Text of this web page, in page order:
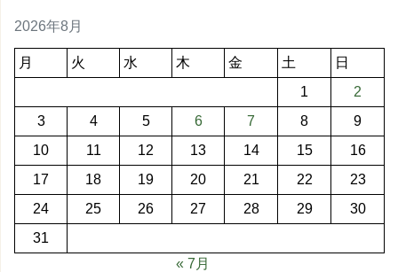
2026年8月
月 火 水 木 金 土
日
1
2
3
4 5 6 7 8
9
10
11 12 13 14 15
16
17
18 19 20 21 22
23
24
25 26 27 28 29
30
31
« 7月